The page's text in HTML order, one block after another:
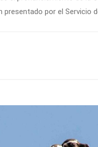
por el Servicio